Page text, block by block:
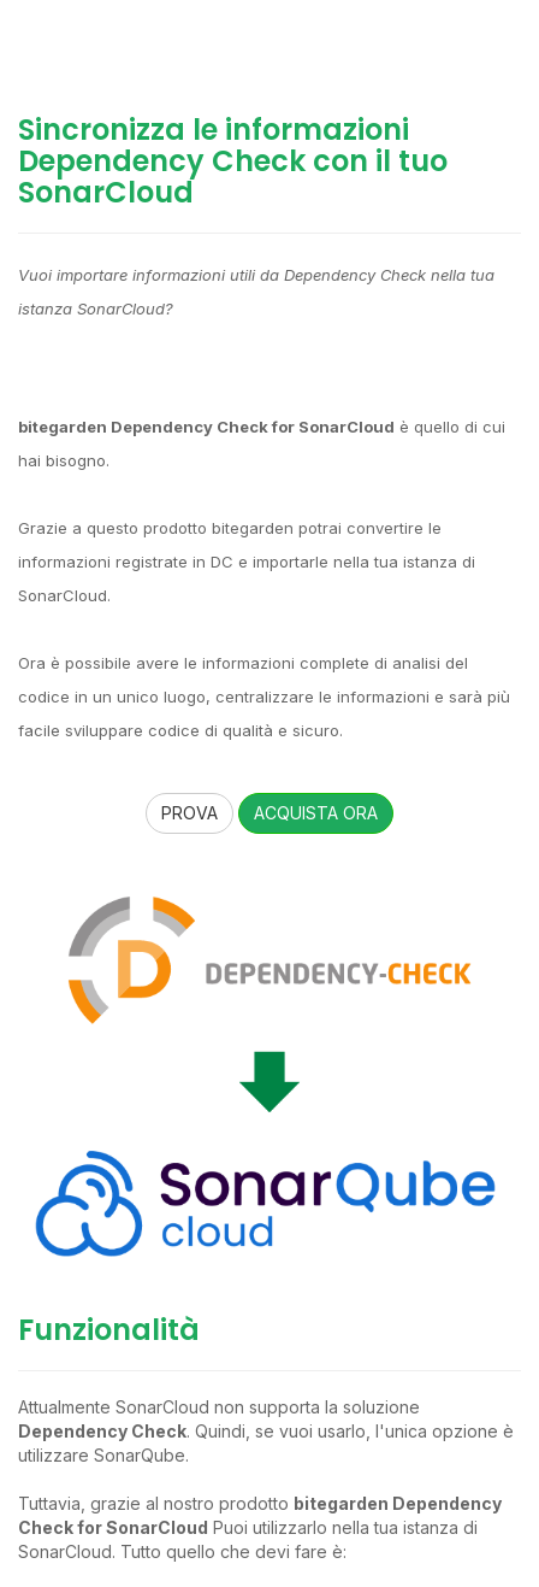
Sincronizza le informazioni
Dependency Check con il tuo
SonarCloud
Vuoi importare informazioni utili da Dependency Check nella tua
istanza SonarCloud?
bitegarden Dependency Check for SonarCloud è quello di cui
hai bisogno.
Grazie a questo prodotto bitegarden potrai convertire le
informazioni registrate in DC e importarle nella tua istanza di
SonarCloud.
Ora è possibile avere le informazioni complete di analisi del
codice in un unico luogo, centralizzare le informazioni e sarà più
facile sviluppare codice di qualità e sicuro.
PROVA ACQUISTA ORA
Funzionalità
Attualmente SonarCloud non supporta la soluzione
Dependency Check. Quindi, se vuoi usarlo, l'unica opzione è
utilizzare SonarQube.
Tuttavia, grazie al nostro prodotto bitegarden Dependency
Check for SonarCloud Puoi utilizzarlo nella tua istanza di
SonarCloud. Tutto quello che devi fare è: